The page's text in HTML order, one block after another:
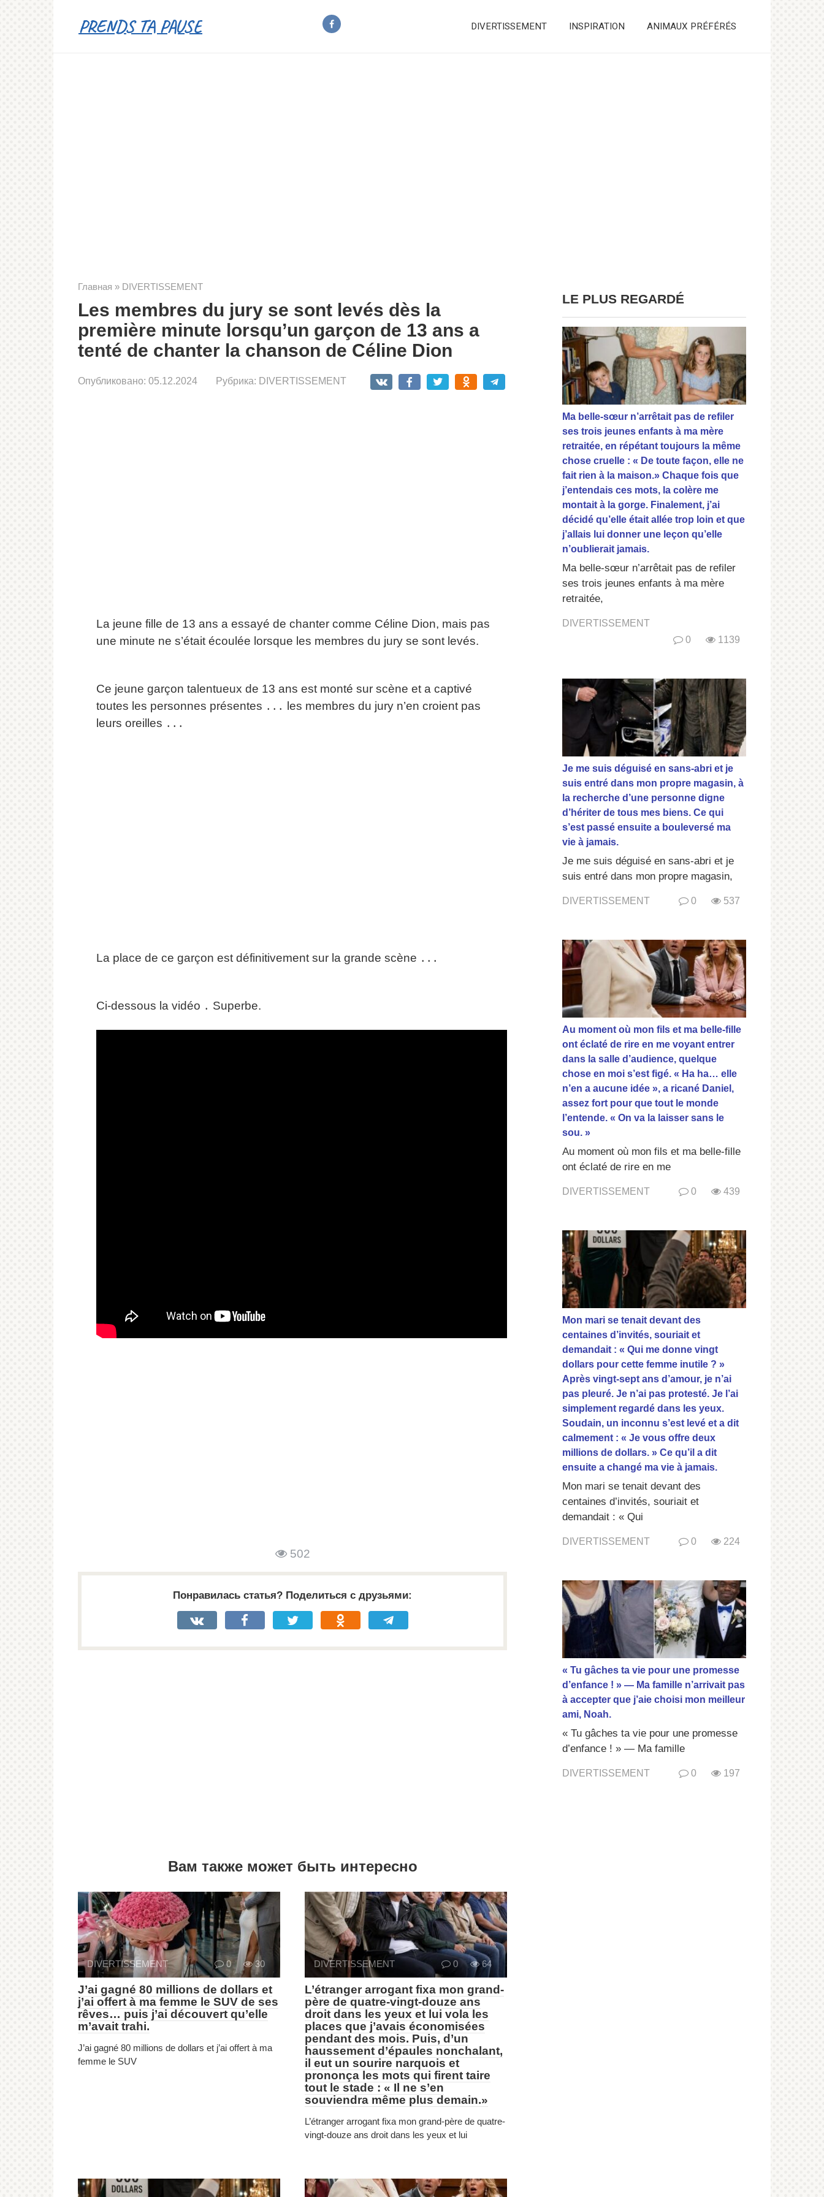
PRENDS TA PAUSE DIVERTISSEMENT INSPIRATION ANIMAUX PRÉFÉRÉS
Главная » DIVERTISSEMENT
Les membres du jury se sont levés dès la
première minute lorsqu’un garçon de 13 ans a
tenté de chanter la chanson de Céline Dion
Опубликовано: 05.12.2024 Рубрика: DIVERTISSEMENT
La jeune fille de 13 ans a essayé de chanter comme Céline Dion, mais pas
une minute ne s’était écoulée lorsque les membres du jury se sont levés.
Ce jeune garçon talentueux de 13 ans est monté sur scène et a captivé
toutes les personnes présentes ․․․ les membres du jury n’en croient pas
leurs oreilles ․․․
La place de ce garçon est définitivement sur la grande scène ․․․
Ci-dessous la vidéo ․ Superbe.
502
Понравилась статья? Поделиться с друзьями:
Вам также может быть интересно
DIVERTISSEMENT 0 30
J’ai gagné 80 millions de dollars et
j’ai offert à ma femme le SUV de ses
rêves… puis j’ai découvert qu’elle
m’avait trahi.
J’ai gagné 80 millions de dollars et j’ai offert à ma
femme le SUV
DIVERTISSEMENT 0 64
L’étranger arrogant fixa mon grand-
père de quatre-vingt-douze ans
droit dans les yeux et lui vola les
places que j’avais économisées
pendant des mois. Puis, d’un
haussement d’épaules nonchalant,
il eut un sourire narquois et
prononça les mots qui firent taire
tout le stade : « Il ne s’en
souviendra même plus demain.»
L’étranger arrogant fixa mon grand-père de quatre-
vingt-douze ans droit dans les yeux et lui
LE PLUS REGARDÉ
Ma belle-sœur n’arrêtait pas de refiler
ses trois jeunes enfants à ma mère
retraitée, en répétant toujours la même
chose cruelle : « De toute façon, elle ne
fait rien à la maison.» Chaque fois que
j’entendais ces mots, la colère me
montait à la gorge. Finalement, j’ai
décidé qu’elle était allée trop loin et que
j’allais lui donner une leçon qu’elle
n’oublierait jamais.
Ma belle-sœur n’arrêtait pas de refiler
ses trois jeunes enfants à ma mère
retraitée,
DIVERTISSEMENT
0
1139
Je me suis déguisé en sans-abri et je
suis entré dans mon propre magasin, à
la recherche d’une personne digne
d’hériter de tous mes biens. Ce qui
s’est passé ensuite a bouleversé ma
vie à jamais.
Je me suis déguisé en sans-abri et je
suis entré dans mon propre magasin,
DIVERTISSEMENT 0 537
Au moment où mon fils et ma belle-fille
ont éclaté de rire en me voyant entrer
dans la salle d’audience, quelque
chose en moi s’est figé. « Ha ha… elle
n’en a aucune idée », a ricané Daniel,
assez fort pour que tout le monde
l’entende. « On va la laisser sans le
sou. »
Au moment où mon fils et ma belle-fille
ont éclaté de rire en me
DIVERTISSEMENT 0 439
Mon mari se tenait devant des
centaines d’invités, souriait et
demandait : « Qui me donne vingt
dollars pour cette femme inutile ? »
Après vingt-sept ans d’amour, je n’ai
pas pleuré. Je n’ai pas protesté. Je l’ai
simplement regardé dans les yeux.
Soudain, un inconnu s’est levé et a dit
calmement : « Je vous offre deux
millions de dollars. » Ce qu’il a dit
ensuite a changé ma vie à jamais.
Mon mari se tenait devant des
centaines d’invités, souriait et
demandait : « Qui
DIVERTISSEMENT 0 224
« Tu gâches ta vie pour une promesse
d’enfance ! » — Ma famille n’arrivait pas
à accepter que j’aie choisi mon meilleur
ami, Noah.
« Tu gâches ta vie pour une promesse
d’enfance ! » — Ma famille
DIVERTISSEMENT 0 197